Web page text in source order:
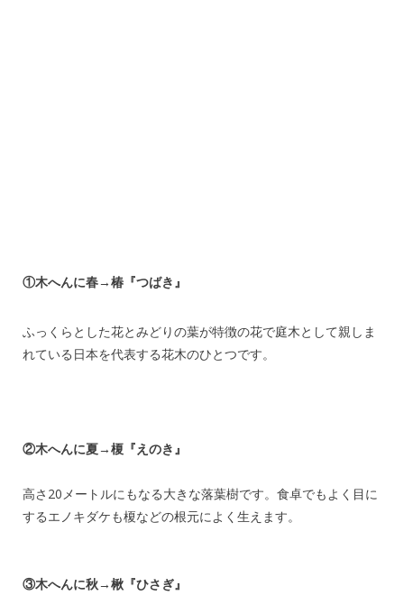
①木へんに春→椿『つばき』
ふっくらとした花とみどりの葉が特徴の花で庭木として親しま
れている日本を代表する花木のひとつです。
②木へんに夏→榎『えのき』
高さ20メートルにもなる大きな落葉樹です。食卓でもよく目に
するエノキダケも榎などの根元によく生えます。
③木へんに秋→楸『ひさぎ』